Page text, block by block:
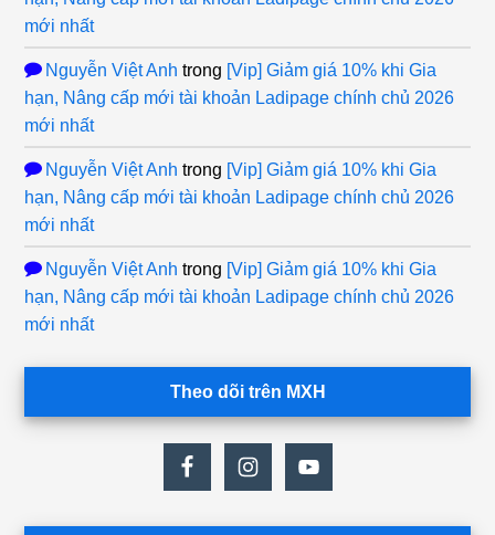
mới nhất
Nguyễn Việt Anh trong [Vip] Giảm giá 10% khi Gia
hạn, Nâng cấp mới tài khoản Ladipage chính chủ 2026
mới nhất
Nguyễn Việt Anh trong [Vip] Giảm giá 10% khi Gia
hạn, Nâng cấp mới tài khoản Ladipage chính chủ 2026
mới nhất
Nguyễn Việt Anh trong [Vip] Giảm giá 10% khi Gia
hạn, Nâng cấp mới tài khoản Ladipage chính chủ 2026
mới nhất
Theo dõi trên MXH